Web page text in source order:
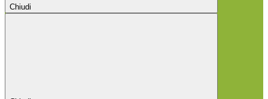
Chiudi